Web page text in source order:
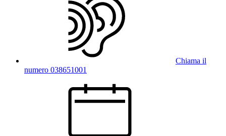
Chiama il
numero 038651001